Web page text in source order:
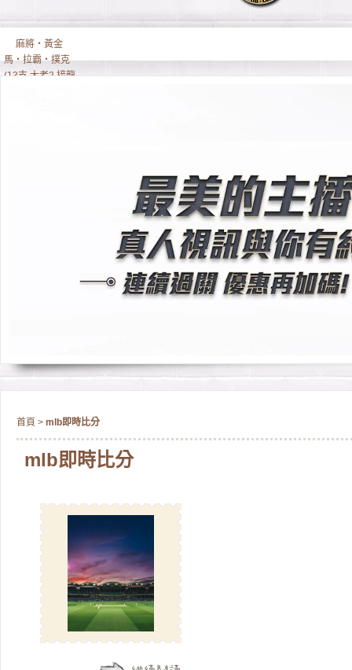
麻將‧黃金
馬‧拉霸‧撲克
(13支,大老2,接龍,
首頁 > mlb即時比分
mlb即時比分